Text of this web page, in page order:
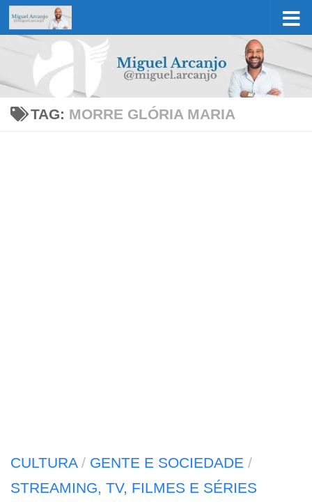
Skip to content
TAG: MORRE GLÓRIA MARIA
CULTURA/ GENTE E SOCIEDADE /
STREAMING, TV, FILMES E SÉRIES